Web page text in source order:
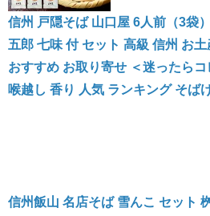
信州 戸隠そば 山口屋 6人前（3袋
五郎 七味 付 セット 高級 信州 お
おすすめ お取り寄せ ＜迷ったら
喉越し 香り 人気 ランキング そば
信州飯山 名店そば 雪んこ セット